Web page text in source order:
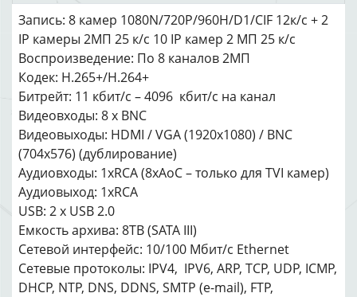
Запись: 8 камер 1080N/720P/960H/D1/CIF 12к/с + 2
IP камеры 2МП 25 к/с 10 IP камер 2 МП 25 к/с
Воспроизведение: По 8 каналов 2МП
Кодек: H.265+/H.264+
Битрейт: 11 кбит/с – 4096 кбит/с на канал
Видеовходы: 8 х BNC
Видеовыходы: HDMI / VGA (1920х1080) / BNC
(704x576) (дублирование)
Аудиовходы: 1xRCA (8хAoC – только для TVI камер)
Аудиовыход: 1xRCA
USB: 2 x USB 2.0
Емкость архива: 8TB (SATA III)
Сетевой интерфейс: 10/100 Мбит/с Ethernet
Сетевые протоколы: IPV4, IPV6, ARP, TCP, UDP, ICMP,
DHCP, NTP, DNS, DDNS, SMTP (e-mail), FTP,